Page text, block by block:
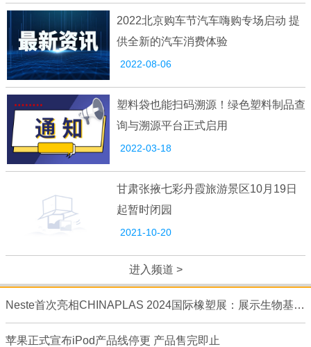
2022北京购车节汽车嗨购专场启动 提
供全新的汽车消费体验
2022-08-06
塑料袋也能扫码溯源！绿色塑料制品查
询与溯源平台正式启用
2022-03-18
甘肃张掖七彩丹霞旅游景区10月19日
起暂时闭园
2021-10-20
进入频道 >
Neste首次亮相CHINAPLAS 2024国际橡塑展：展示生物基及再生材料在塑料领域的无限可能
苹果正式宣布iPod产品线停更 产品售完即止